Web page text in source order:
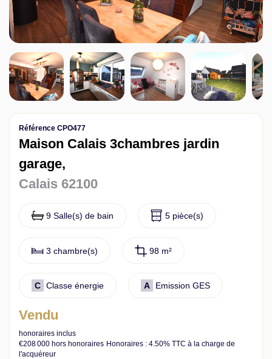
Contact
Référence CPO477
Maison Calais 3chambres jardin
garage,
Calais 62100
9 Salle(s) de bain 5 pièce(s)
3 chambre(s) 98 m²
C Classe énergie A Emission GES
Vendu
honoraires inclus
€208 000 hors honoraires Honoraires : 4.50% TTC à la charge de
l'acquéreur